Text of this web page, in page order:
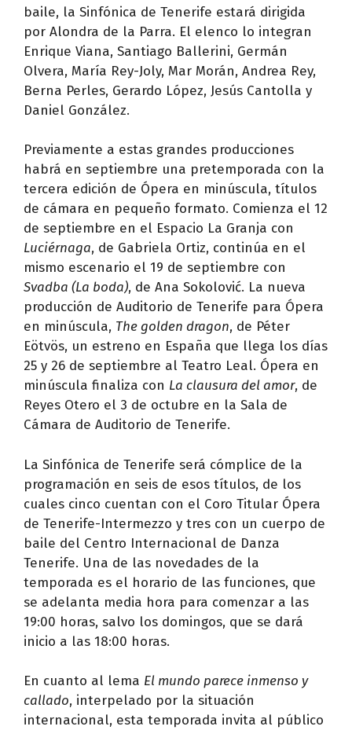
baile, la Sinfónica de Tenerife estará dirigida
por Alondra de la Parra. El elenco lo integran
Enrique Viana, Santiago Ballerini, Germán
Olvera, María Rey-Joly, Mar Morán, Andrea Rey,
Berna Perles, Gerardo López, Jesús Cantolla y
Daniel González.
Previamente a estas grandes producciones
habrá en septiembre una pretemporada con la
tercera edición de Ópera en minúscula, títulos
de cámara en pequeño formato. Comienza el 12
de septiembre en el Espacio La Granja con
Luciérnaga, de Gabriela Ortiz, continúa en el
mismo escenario el 19 de septiembre con
Svadba (La boda), de Ana Sokolović. La nueva
producción de Auditorio de Tenerife para Ópera
en minúscula, The golden dragon, de Péter
Eötvös, un estreno en España que llega los días
25 y 26 de septiembre al Teatro Leal. Ópera en
minúscula finaliza con La clausura del amor, de
Reyes Otero el 3 de octubre en la Sala de
Cámara de Auditorio de Tenerife.
La Sinfónica de Tenerife será cómplice de la
programación en seis de esos títulos, de los
cuales cinco cuentan con el Coro Titular Ópera
de Tenerife-Intermezzo y tres con un cuerpo de
baile del Centro Internacional de Danza
Tenerife. Una de las novedades de la
temporada es el horario de las funciones, que
se adelanta media hora para comenzar a las
19:00 horas, salvo los domingos, que se dará
inicio a las 18:00 horas.
En cuanto al lema El mundo parece inmenso y
callado, interpelado por la situación
internacional, esta temporada invita al público